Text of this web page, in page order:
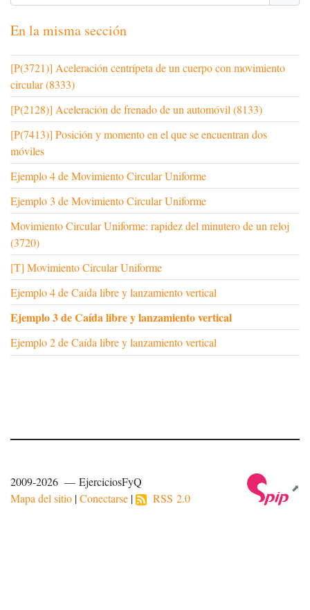
En la misma sección
[P(3721)] Aceleración centrípeta de un cuerpo con movimiento
circular (8333)
[P(2128)] Aceleración de frenado de un automóvil (8133)
[P(7413)] Posición y momento en el que se encuentran dos
móviles
Ejemplo 4 de Movimiento Circular Uniforme
Ejemplo 3 de Movimiento Circular Uniforme
Movimiento Circular Uniforme: rapidez del minutero de un reloj
(3720)
[T] Movimiento Circular Uniforme
Ejemplo 4 de Caída libre y lanzamiento vertical
Ejemplo 3 de Caída libre y lanzamiento vertical
Ejemplo 2 de Caída libre y lanzamiento vertical
2009-2026 — EjerciciosFyQ
Mapa del sitio |Conectarse | RSS 2.0